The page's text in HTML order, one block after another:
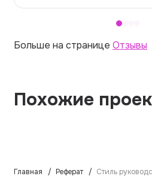
Больше на странице Отзывы
Похожие
Главная Реферат
Стиль